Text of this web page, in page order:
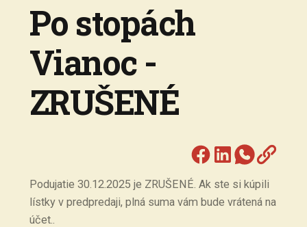
Po stopách
Vianoc -
ZRUŠENÉ
Podujatie 30.12.2025 je ZRUŠENÉ. Ak ste si kúpili
lístky v predpredaji, plná suma vám bude vrátená na
účet..